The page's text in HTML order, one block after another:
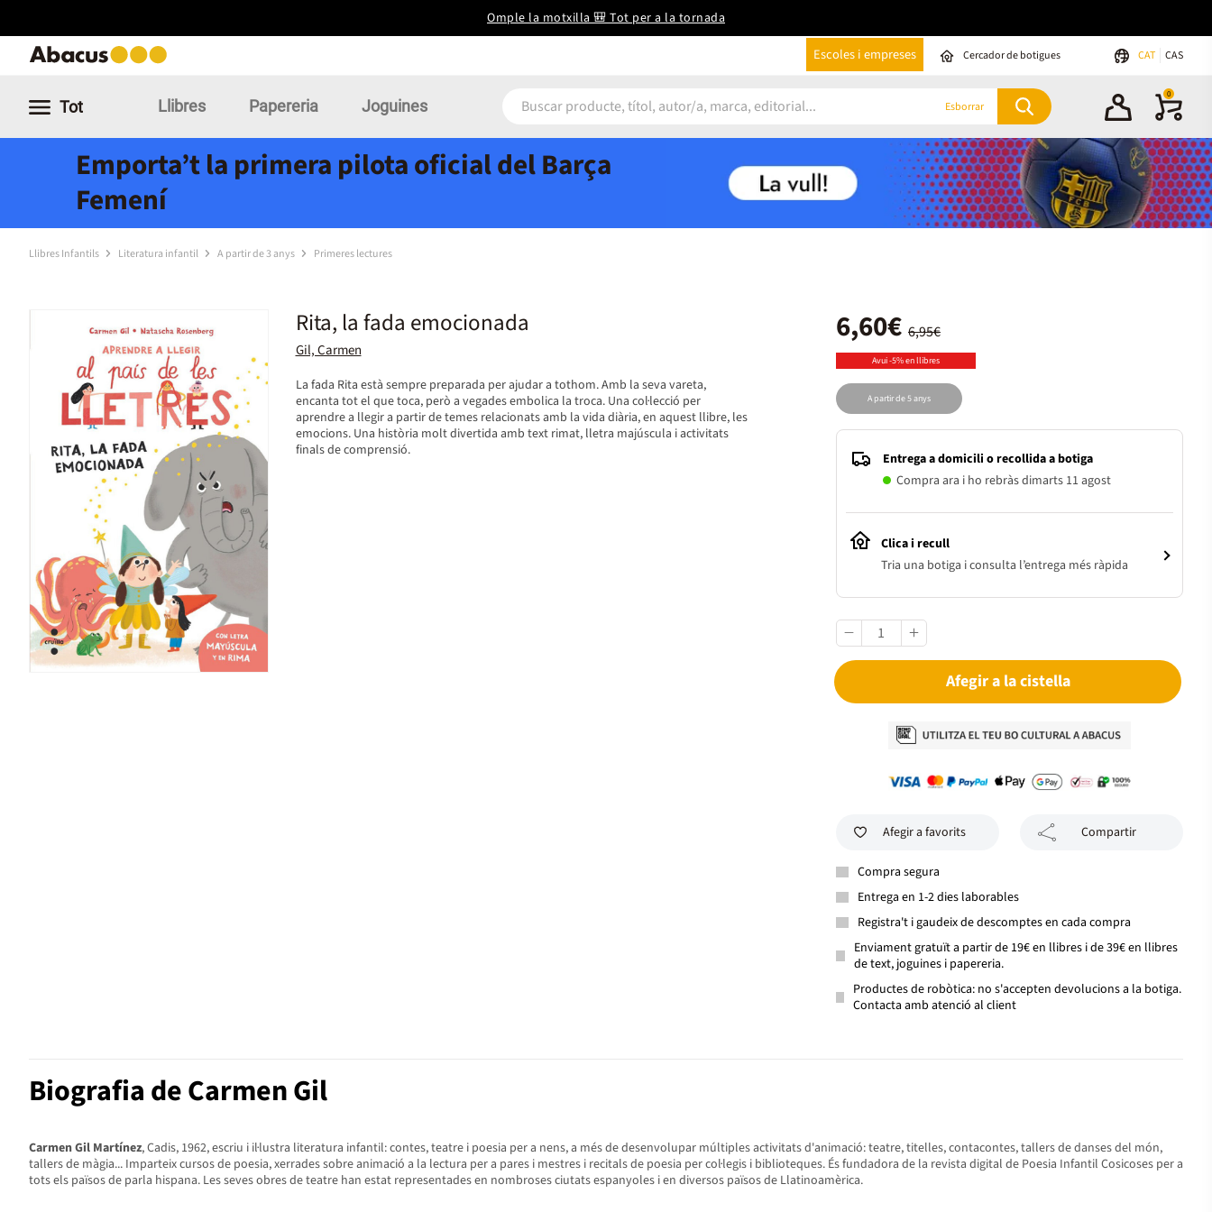
Omple la motxilla 🎒 Tot per a la tornada
Escoles i empreses Cercador de botigues CAT CAS
Tot Llibres Papereria Joguines Esborrar
0
Emporta’t la primera pilota oficial del Barça
Femení
Llibres Infantils Literatura infantil A partir de 3 anys Primeres lectures
Rita, la fada emocionada
Gil, Carmen
La fada Rita està sempre preparada per ajudar a tothom. Amb la seva vareta,
encanta tot el que toca, però a vegades embolica la troca. Una col·lecció per
aprendre a llegir a partir de temes relacionats amb la vida diària, en aquest llibre, les
emocions. Una història molt divertida amb text rimat, lletra majúscula i activitats
finals de comprensió.
6,95€
6,60€
Avui -5% en llibres
A partir de 5 anys
Entrega a domicili o recollida a botiga
Compra ara i ho rebràs dimarts 11 agost
Clica i recull
Tria una botiga i consulta l’entrega més ràpida
Afegir a la cistella
Afegir a favorits Compartir
Compra segura
Entrega en 1-2 dies laborables
Registra't i gaudeix de descomptes en cada compra
Enviament gratuït a partir de 19€ en llibres i de 39€ en llibres
de text, joguines i papereria.
Productes de robòtica: no s'accepten devolucions a la botiga.
Contacta amb atenció al client
Biografia de Carmen Gil
Carmen Gil Martínez, Cadis, 1962, escriu i il·lustra literatura infantil: contes, teatre i poesia per a nens, a més de desenvolupar múltiples activitats d'animació: teatre, titelles, contacontes, tallers de danses del món,
tallers de màgia... Imparteix cursos de poesia, xerrades sobre animació a la lectura per a pares i mestres i recitals de poesia per col·legis i biblioteques. És fundadora de la revista digital de Poesia Infantil Cosicoses per a
tots els països de parla hispana. Les seves obres de teatre han estat representades en nombroses ciutats espanyoles i en diversos països de Llatinoamèrica.